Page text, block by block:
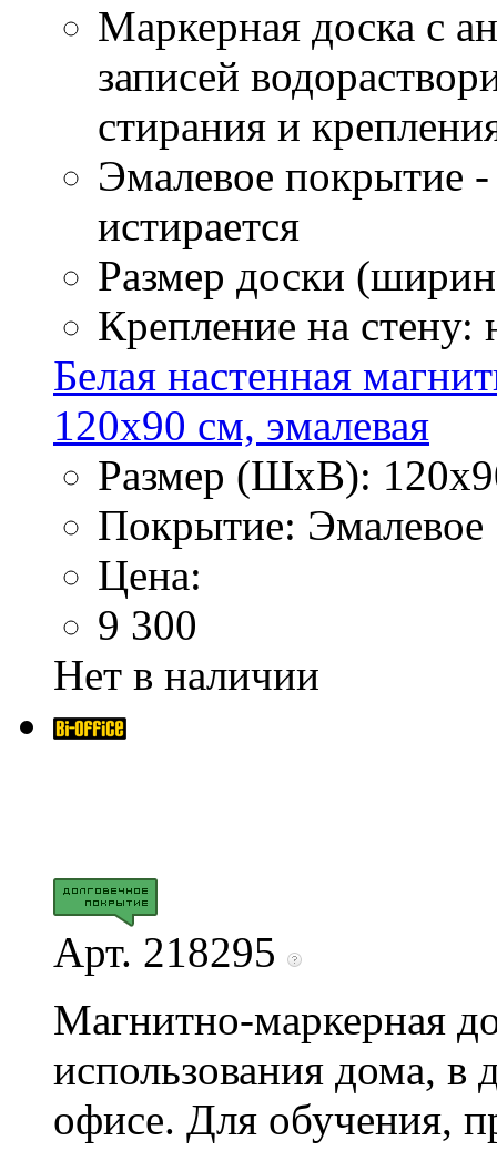
Маркерная доска с
записей
стирания и
Эмалевое покрытие -
истирается
Размер доски
Крепление на стену:
Белая настенная
120х90 см, эмалевая
Размер (ШхВ):
Покрытие: Эмалевое
Цена:
9 300
Нет в наличии
Арт. 218295
Магнитно-маркерная
использования дома, в
офисе. Для обучения,